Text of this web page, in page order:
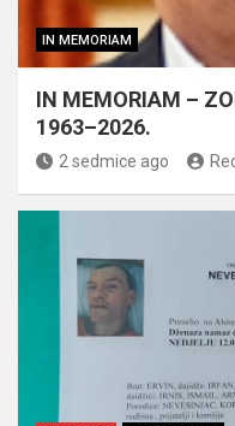
IN MEMORIAM
IN MEMORIAM –
1963–2026.
2 sedmice ago